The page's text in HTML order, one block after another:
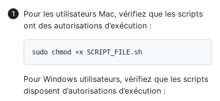
Pour les utilisateurs Mac, vérifiez que les scripts
ont des autorisations d’exécution :
Pour Windows utilisateurs, vérifiez que les scripts
disposent d’autorisations d’exécution :